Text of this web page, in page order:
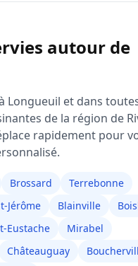
autour de
Longueuil et dans
de la région de
rapidement pour
Brossard
Terrebonne
Jérôme Blainville
Eustache
Mirabel
Châteauguay